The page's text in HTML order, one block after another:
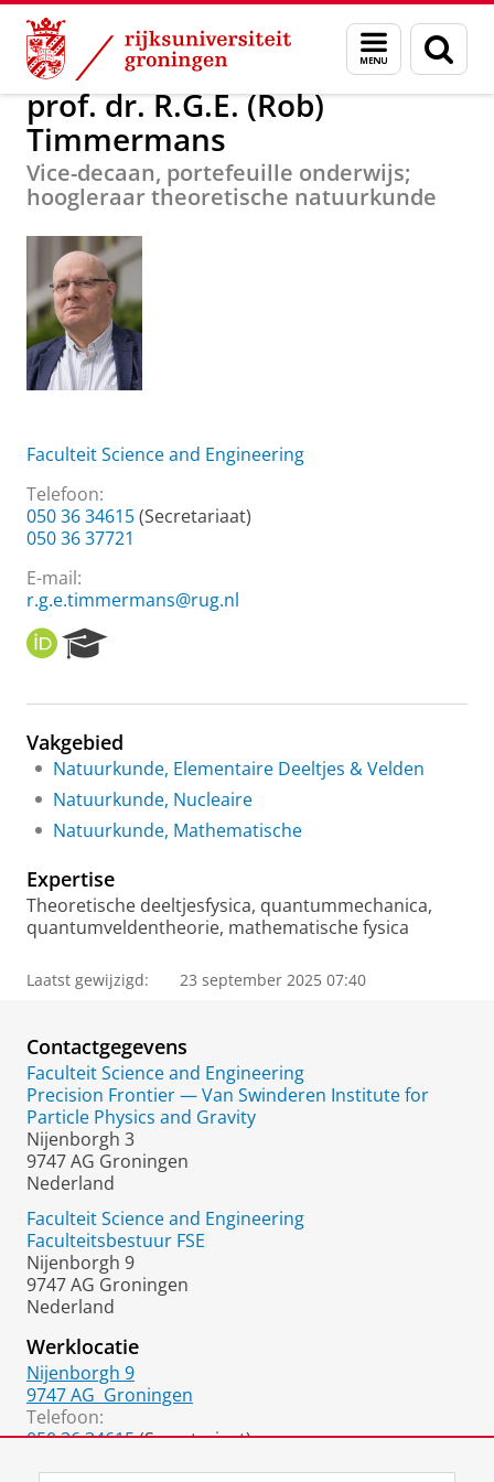
Skip
Content
Skip
Navigation
Menu
en
zoeken
Over ons prof. dr. R.G.E. (Rob) Timmermans
prof. dr. R.G.E. (Rob)
Timmermans
Vice-decaan, portefeuille onderwijs;
hoogleraar theoretische natuurkunde
Faculteit Science and Engineering
Telefoon:
050 36 34615(Secretariaat)
050 36 37721
E-mail:
r.g.e.timmermans@rug.nl
O
R
I
e
r
c
h
o
t
a
l
Vakgebied
Natuurkunde, Elementaire Deeltjes & Velden
Natuurkunde, Nucleaire
Natuurkunde, Mathematische
Expertise
Theoretische deeltjesfysica, quantummechanica,
quantumveldentheorie, mathematische fysica
Laatst gewijzigd: 23 september 2025 07:40
Contactgegevens
Faculteit Science and Engineering
Precision Frontier — Van Swinderen Institute for
Particle Physics and Gravity
Nijenborgh 3
9747 AG Groningen
Nederland
Faculteit Science and Engineering
Faculteitsbestuur FSE
Nijenborgh 9
9747 AG Groningen
Nederland
Werklocatie
Nijenborgh 9
9747 AG Groningen
Telefoon:
050 36 34615(Secretariaat)